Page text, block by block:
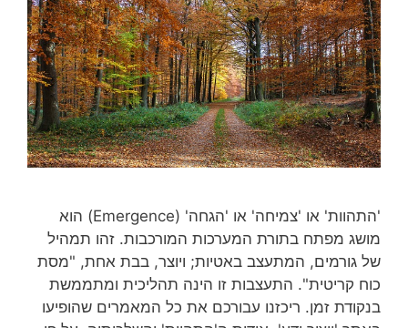
'התהוות' או 'צמיחה' או 'הגחה' (Emergence) הוא
מושג מפתח בתורת המערכות המורכבות. זהו תמהיל
של גורמים, המתעצב באטיות; ויוצר, בבת אחת, "מסת
כוח קריטית". התעצבות זו הינה תהליכית ומתממשת
בנקודת זמן. ריכזנו עבורכם את כל המאמרים שהופיעו